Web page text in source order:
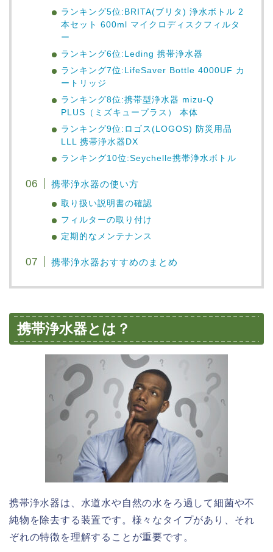
ランキング5位:BRITA(ブリタ) 浄水ボトル 2
本セット 600ml マイクロディスクフィルタ
ー
ランキング6位:Leding 携帯浄水器
ランキング7位:LifeSaver Bottle 4000UF カ
ートリッジ
ランキング8位:携帯型浄水器 mizu-Q
PLUS（ミズキュープラス） 本体
ランキング9位:ロゴス(LOGOS) 防災用品
LLL 携帯浄水器DX
ランキング10位:Seychelle携帯浄水ボトル
携帯浄水器の使い方
取り扱い説明書の確認
フィルターの取り付け
定期的なメンテナンス
携帯浄水器おすすめのまとめ
携帯浄水器とは？
携帯浄水器は、水道水や自然の水をろ過して細菌や不
純物を除去する装置です。様々なタイプがあり、それ
ぞれの特徴を理解することが重要です。